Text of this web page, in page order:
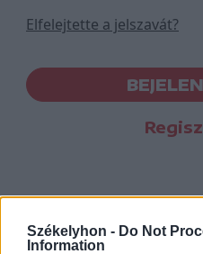
Székelyhon - Do Not
Information
Elfelejtette a jelszavát?